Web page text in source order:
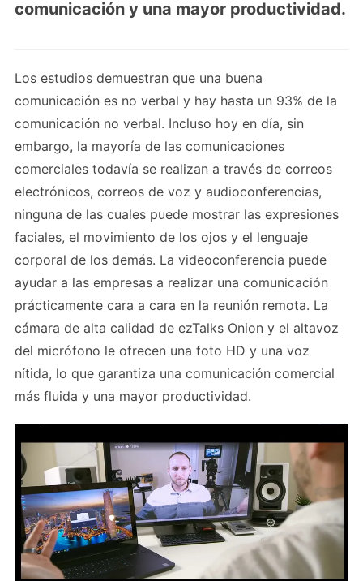
comunicación y una mayor productividad.
Los estudios demuestran que una buena
comunicación es no verbal y hay hasta un 93% de la
comunicación no verbal. Incluso hoy en día, sin
embargo, la mayoría de las comunicaciones
comerciales todavía se realizan a través de correos
electrónicos, correos de voz y audioconferencias,
ninguna de las cuales puede mostrar las expresiones
faciales, el movimiento de los ojos y el lenguaje
corporal de los demás. La videoconferencia puede
ayudar a las empresas a realizar una comunicación
prácticamente cara a cara en la reunión remota. La
cámara de alta calidad de ezTalks Onion y el altavoz
del micrófono le ofrecen una foto HD y una voz
nítida, lo que garantiza una comunicación comercial
más fluida y una mayor productividad.